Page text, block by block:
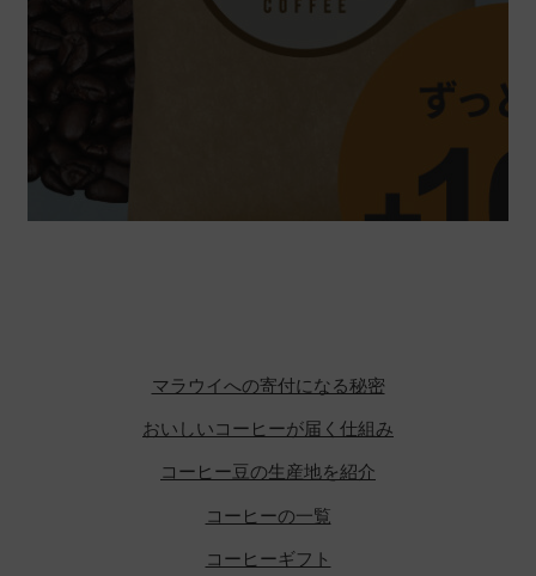
マラウイへの寄付になる秘密
おいしいコーヒーが届く仕組み
コーヒー豆の生産地を紹介
コーヒーの一覧
コーヒーギフト